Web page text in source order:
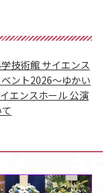
技術館 サイエンス
ント2026～ゆかい
エンスホール 公演